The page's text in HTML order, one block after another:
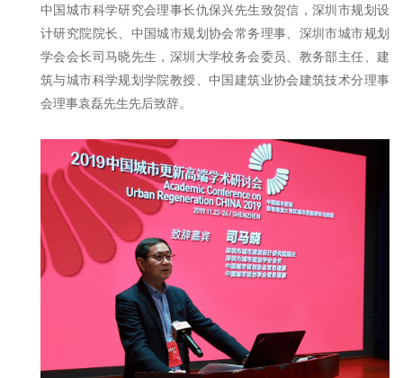
中国城市科学研究会理事长仇保兴先生致贺信，深圳市规划设
计研究院院长、中国城市规划协会常务理事、深圳市城市规划
学会会长司马晓先生，深圳大学校务会委员、教务部主任、建
筑与城市科学规划学院教授、中国建筑业协会建筑技术分理事
会理事袁磊先生先后致辞。